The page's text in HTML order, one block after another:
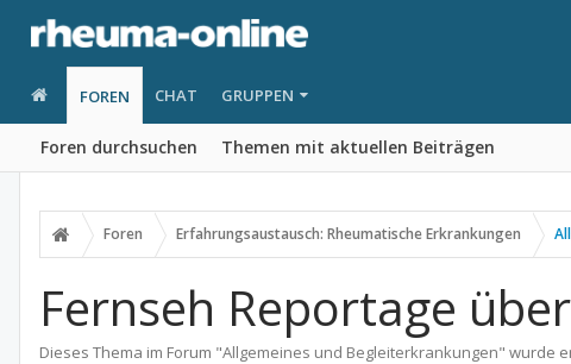
FOREN
Foren durchsuchen Themen mit aktuellen Beiträgen
CHAT GRUPPEN
Foren Erfahrungsaustausch: Rheumatische Erkrankungen
Fernseh Reportage
Dieses Thema im Forum "Allgemeines und Begleiterkrankungen" wurde